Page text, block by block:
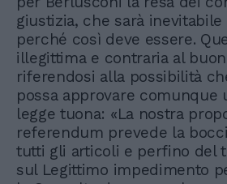
giustizia, che sarà
perché così deve essere.
illegittima e contraria al buon
riferendosi alla possibilità
possa approvare comunque
legge tuona: «La nostra
referendum prevede la
tutti gli articoli e perfino del
sul Legittimo impedimento